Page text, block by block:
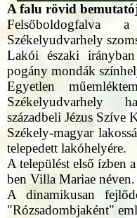
A falu rövid
Felsőboldogfalva
Székelyudvarhely
Lakói északi
pogány mondák
Egyetlen
Székelyudvarhely
századbeli Jézus Szíve
Székely-magyar
telepedett lakóhelyére.
A települést első ízben
ben Villa Mariae
A dinamikusan
"Rózsadombjaként"